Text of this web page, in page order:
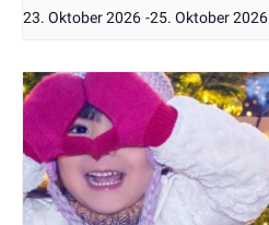
23. Oktober 2026 -25. Oktober 2026